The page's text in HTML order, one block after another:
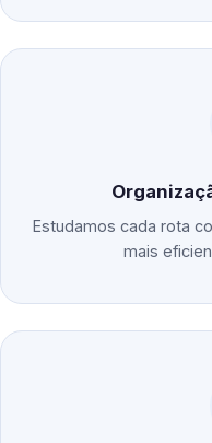
Estudamos cada rota
mais